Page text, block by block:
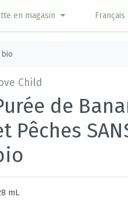
en magasin Français
Child
de
Pêches
mL